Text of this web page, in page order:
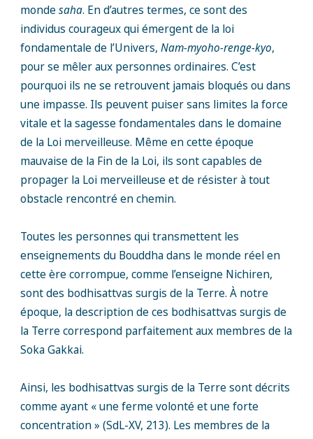
monde saha. En d’autres termes, ce sont des
individus courageux qui émergent de la loi
fondamentale de l’Univers, Nam-myoho-renge-kyo,
pour se mêler aux personnes ordinaires. C’est
pourquoi ils ne se retrouvent jamais bloqués ou dans
une impasse. Ils peuvent puiser sans limites la force
vitale et la sagesse fondamentales dans le domaine
de la Loi merveilleuse. Même en cette époque
mauvaise de la Fin de la Loi, ils sont capables de
propager la Loi merveilleuse et de résister à tout
obstacle rencontré en chemin.
Toutes les personnes qui transmettent les
enseignements du Bouddha dans le monde réel en
cette ère corrompue, comme l’enseigne Nichiren,
sont des bodhisattvas surgis de la Terre. À notre
époque, la description de ces bodhisattvas surgis de
la Terre correspond parfaitement aux membres de la
Soka Gakkai.
Ainsi, les bodhisattvas surgis de la Terre sont décrits
comme ayant « une ferme volonté et une forte
concentration » (SdL-XV, 213). Les membres de la